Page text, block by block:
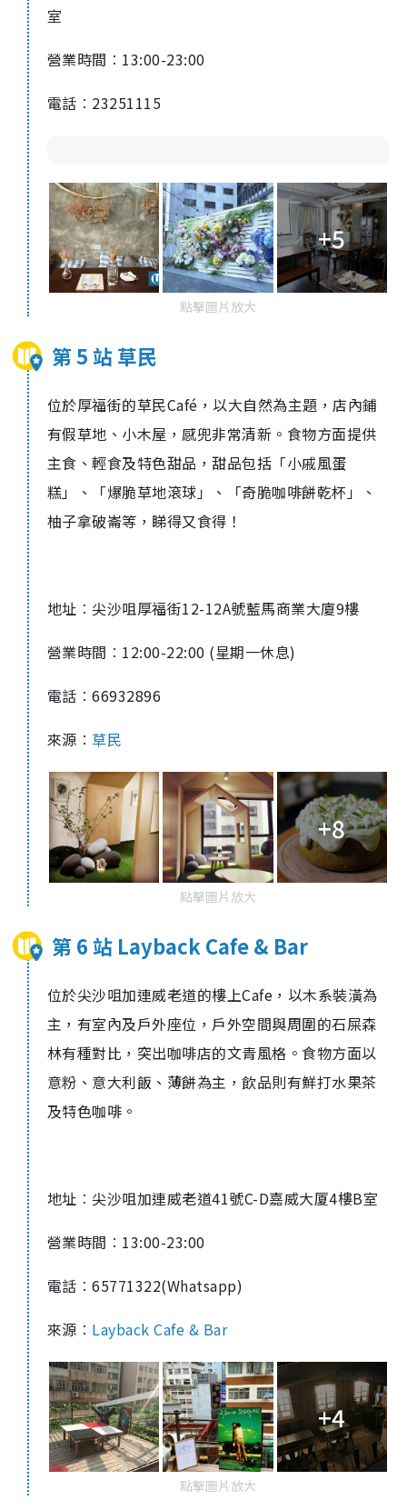
室
營業時間︰ 13:00-23:00
電話︰ 23251115
+5
點擊圖片放大
第 5 站 草民
位於厚福街的草民Café，以大自然為主題，店內鋪
有假草地、小木屋，感兜非常清新。食物方面提供
主食、輕食及特色甜品，甜品包括「小戚風蛋
糕」、「爆脆草地滾球」、「奇脆咖啡餅乾杯」、
柚子拿破崙等，睇得又食得！
地址︰尖沙咀厚福街12-12A號藍馬商業大廈9樓
營業時間︰12:00-22:00 (星期一休息)
電話︰66932896
來源︰草民
+8
點擊圖片放大
第 6 站 Layback Cafe & Bar
位於尖沙咀加連威老道的樓上Cafe ，以木系裝潢為
主，有室內及戶外座位，戶外空間與周圍的石屎森
林有種對比，突出咖啡店的文青風格。食物方面以
意粉、意大利飯、薄餅為主，飲品則有鮮打水果茶
及特色咖啡。
地址︰尖沙咀加連威老道41號C-D嘉威大厦4樓B室
營業時間︰ 13:00-23:00
電話︰65771322(Whatsapp)
來源︰ Layback Cafe & Bar
+4
點擊圖片放大